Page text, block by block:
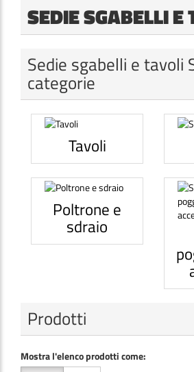
SEDIE SGABELLI E
Sedie sgabelli e tavoli
categorie
Tavoli
Poltrone e
sdraio
Prodotti
Mostra l'elenco prodotti come: